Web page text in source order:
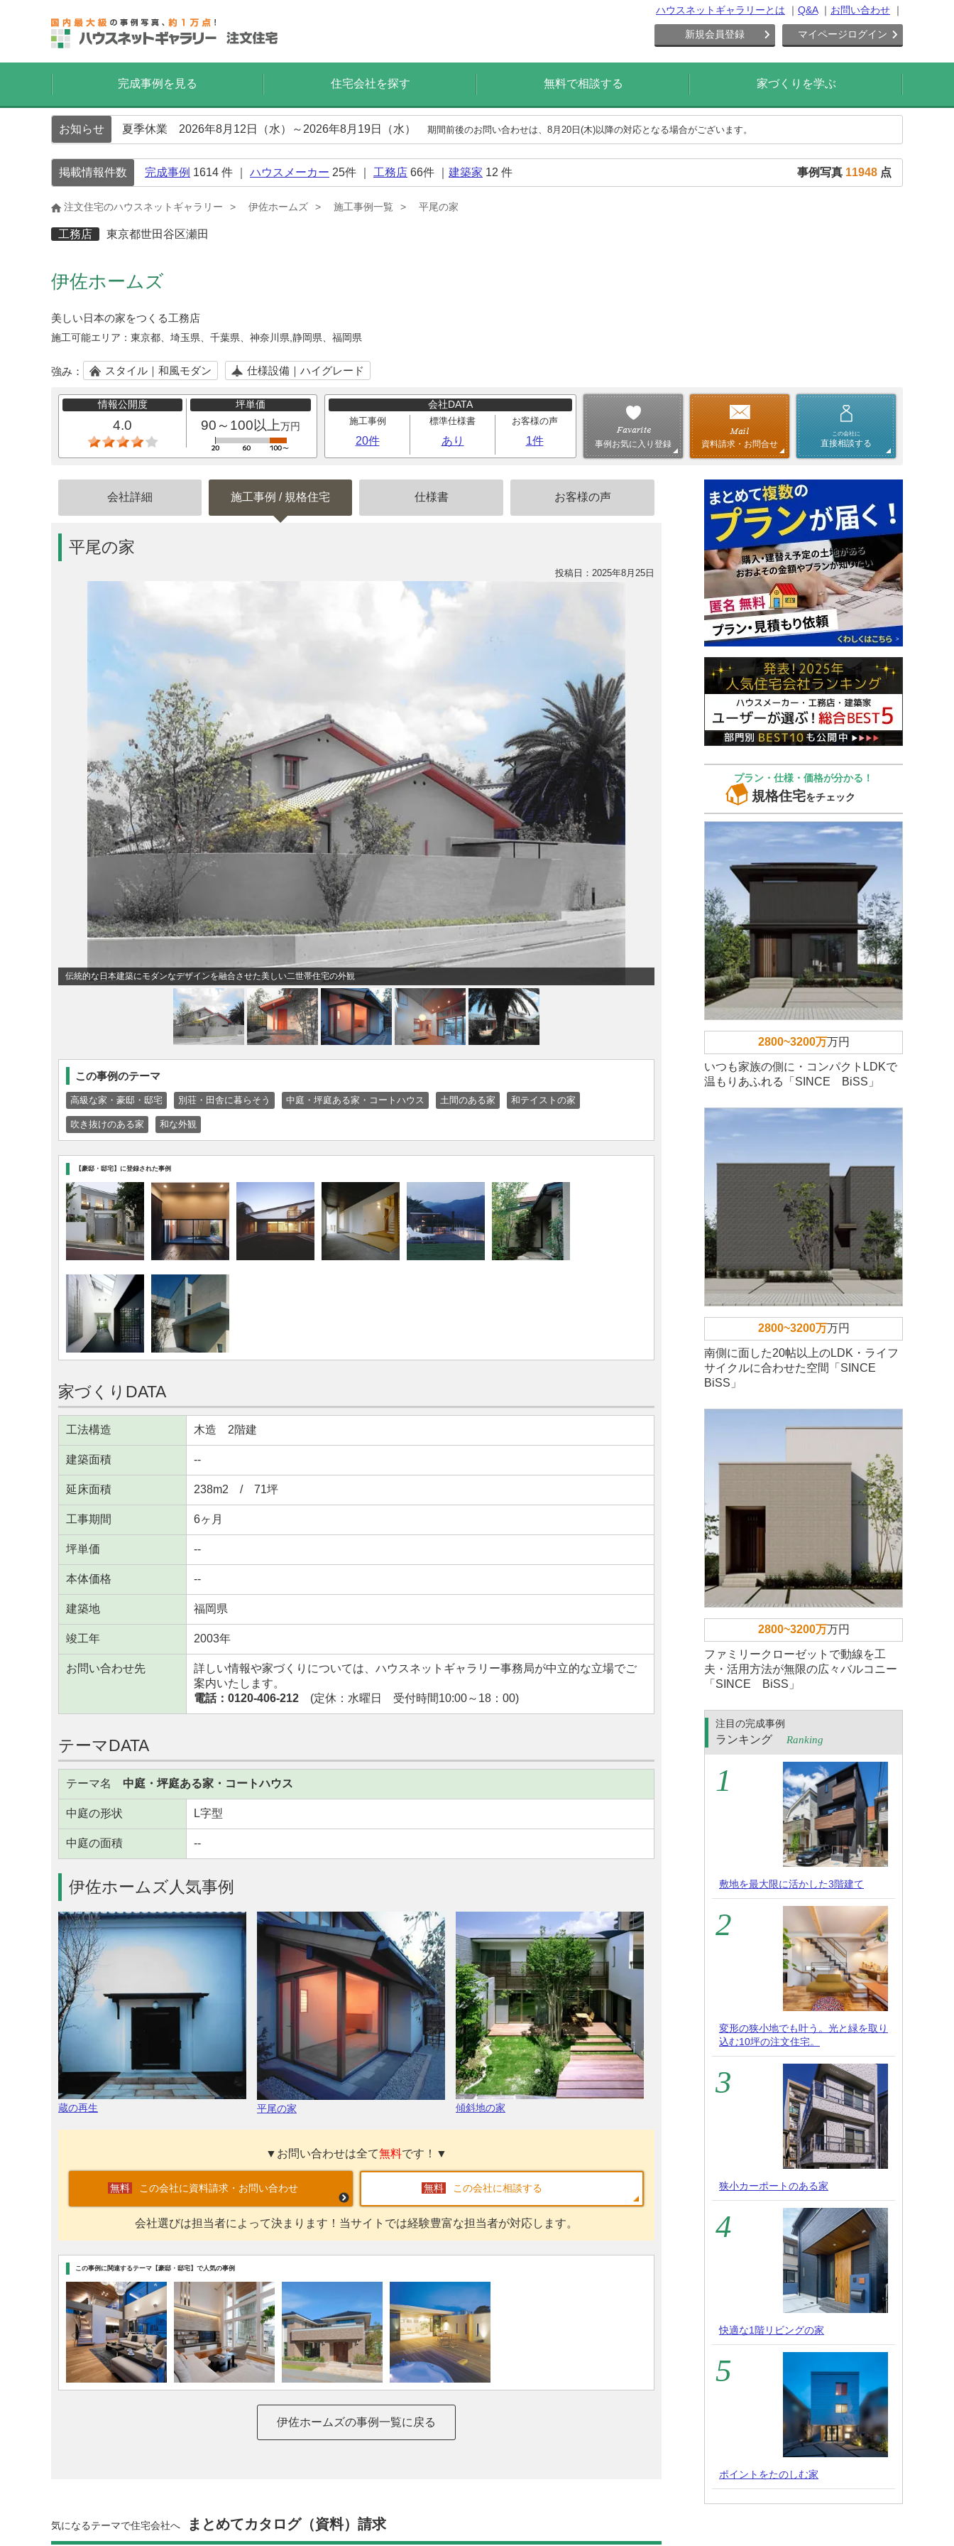
ハウスネットギャラリーとは Q&A お問い合わせ
新規会員登録 マイページログイン
完成事例を見る 住宅会社を探す 無料で相談する 家づくりを学ぶ
お知らせ 夏季休業 2026年8月12日（水）～2026年8月19日（水） 期間前後のお問い合わせは、8月20日(木)以降の対応となる場合がございます。
掲載情報件数 完成事例 1614 件 ｜ ハウスメーカー 25件 ｜ 工務店 66件 ｜ 建築家 12 件 事例写真 11948 点
注文住宅のハウスネットギャラリー 伊佐ホームズ 施工事例一覧 平尾の家
工務店 東京都世田谷区瀬田
伊佐ホームズ
美しい日本の家をつくる工務店
施工可能エリア： 東京都、埼玉県、千葉県、神奈川県,静岡県、福岡県
強み： スタイル｜和風モダン 仕様設備｜ハイグレード
情報公開度
4.0
坪単価
90～100以上万円
会社DATA
施工事例
20件
標準仕様書
あり
お客様の声
1件 事例お気に入り登録 資料請求・お問合せ
この会社に
直接相談する
会社詳細 施工事例 / 規格住宅 仕様書 お客様の声
平尾の家
投稿日：2025年8月25日
伝統的な日本建築にモダンなデザインを融合させた美しい二世帯住宅の外観
この事例のテーマ
高級な家・豪邸・邸宅 別荘・田舎に暮らそう 中庭・坪庭ある家・コートハウス 土間のある家 和テイストの家
吹き抜けのある家 和な外観
【豪邸・邸宅】に登録された事例
家づくりDATA
工法構造 木造 2階建
建築面積 --
延床面積 238m2 / 71坪
工事期間 6ヶ月
坪単価 --
本体価格 --
建築地 福岡県
竣工年 2003年
お問い合わせ先
詳しい情報や家づくりについては、ハウスネットギャラリー事務局が中立的な立場でご
案内いたします。
電話：0120-406-212 (定休：水曜日 受付時間10:00～18：00)
テーマDATA
テーマ名 中庭・坪庭ある家・コートハウス
中庭の形状 L字型
中庭の面積 --
伊佐ホームズ人気事例
蔵の再生 平尾の家 傾斜地の家
▼お問い合わせは全て無料です！▼
この会社に資料請求・お問い合わせ この会社に相談する
会社選びは担当者によって決まります！当サイトでは経験豊富な担当者が対応します。
この事例に関連するテーマ【豪邸・邸宅】で人気の事例
伊佐ホームズの事例一覧に戻る
気になるテーマで住宅会社へ まとめてカタログ（資料）請求
プラン・仕様・価格が分かる！
規格住宅をチェック
2800~3200万万円
いつも家族の側に・コンパクトLDKで
温もりあふれる「SINCE BiSS」
2800~3200万万円
南側に面した20帖以上のLDK・ライフ
サイクルに合わせた空間「SINCE
BiSS」
2800~3200万万円
ファミリークローゼットで動線を工
夫・活用方法が無限の広々バルコニー
「SINCE BiSS」
注目の完成事例
ランキング Ranking
敷地を最大限に活かした3階建て
変形の狭小地でも叶う。光と緑を取り
込む10坪の注文住宅。
狭小カーポートのある家
快適な1階リビングの家
ポイントをたのしむ家